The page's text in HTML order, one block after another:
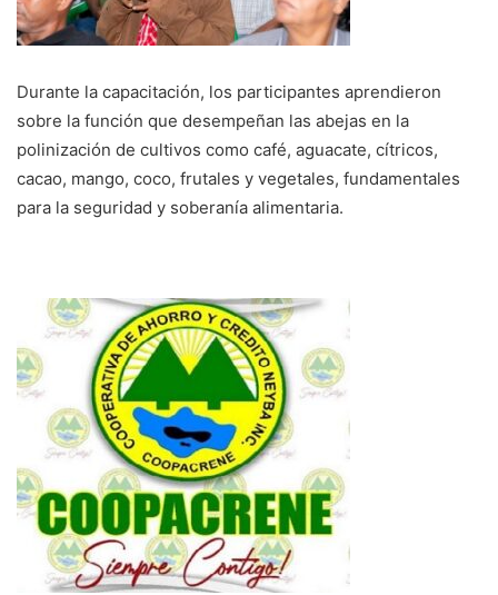
Durante la capacitación, los participantes aprendieron
sobre la función que desempeñan las abejas en la
polinización de cultivos como café, aguacate, cítricos,
cacao, mango, coco, frutales y vegetales, fundamentales
para la seguridad y soberanía alimentaria.